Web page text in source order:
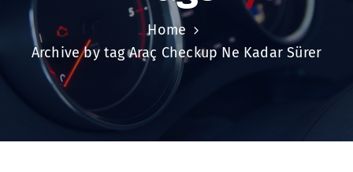
Home
Archive by tag Araç Checkup Ne Kadar Sürer